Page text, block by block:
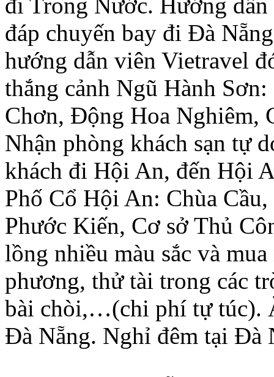
đi Trong Nước. Hướng
đáp chuyến bay đi Đà
hướng dẫn viên Vietravel
thắng cảnh Ngũ Hành
Chơn, Động Hoa
Nhận phòng khách sạn tự
khách đi Hội An, đến Hội
Phố Cổ Hội An: Chùa
Phước Kiến, Cơ sở Thủ
lồng nhiều màu sắc và
phương, thử tài trong các
bài chòi,…(chi phí tự túc).
Đà Nẵng. Nghỉ đêm tại Đà